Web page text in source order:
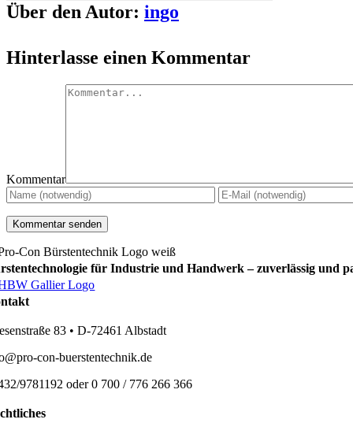
Über den Autor: ingo
Hinterlasse einen Kommentar
Kommentar
für Industrie und Handwerk – zuverlässig und
83 • D-72461 Albstadt
con-buerstentechnik.de
9781192 oder 0 700 / 776 266 366